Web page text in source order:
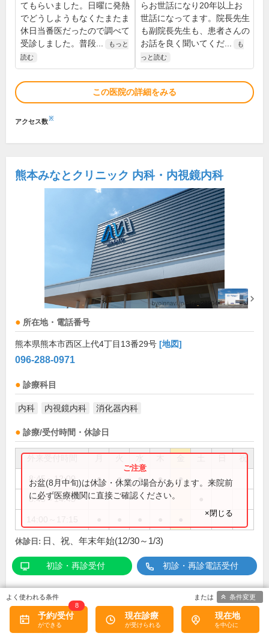
てもらいました。日曜に発熱
でどうしようもなくたまたま
休日当番医だったので調べて
受診しました。普段...
もっと
読む
らお世話になり20年以上お
世話になってます。院長先生
も副院長先生も、患者さんの
お話を良く聞いてくだ...
も
っと読む
この医院の詳細をみる
アクセス数※
熊本みなとクリニック 内科・内視鏡内科
所在地・電話番号
熊本県熊本市西区上代4丁目13番29号 [地図]
096-288-0971
診療科目
内科 内視鏡内科 消化器内科
診療/受付時間・休診日
祝
8:45～12:00 ● ● ● ● ●
8:45～14:45
お盆(8月中旬)は休診・休業の場合があります。来院前
に必ず医療機関に直接ご確認ください。
×閉じる
休診日: 日、祝、年末年始(12/30～1/3)
初診・再診受付 初診・再診電話受付
アクセス数 ※
予約/受付
8
現在診療 現在地
条件変更